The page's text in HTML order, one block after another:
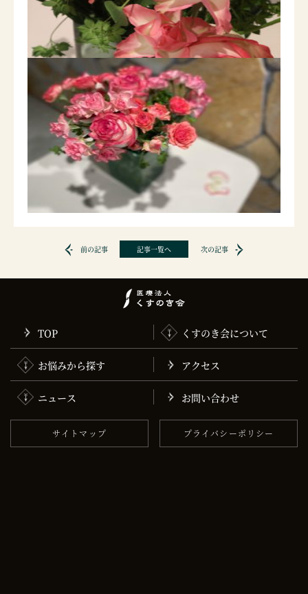
前の記事 記事一覧へ 次の記事
TOP くすのき会について
お悩みから探す アクセス
ニュース お問い合わせ
サイトマップ プライバシーポリシー